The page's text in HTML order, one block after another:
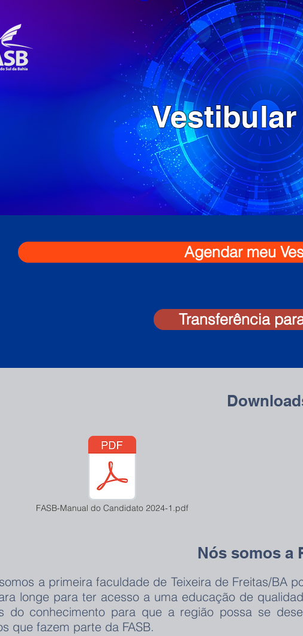
Vestibular
Agendar meu
Transferência
FASB-Manual do Candidato 2024-1.pdf
Nós somos a
a primeira faculdade de Teixeira de Freitas/BA
longe para ter acesso a uma educação de
do conhecimento para que a região possa se
que fazem parte da FASB.